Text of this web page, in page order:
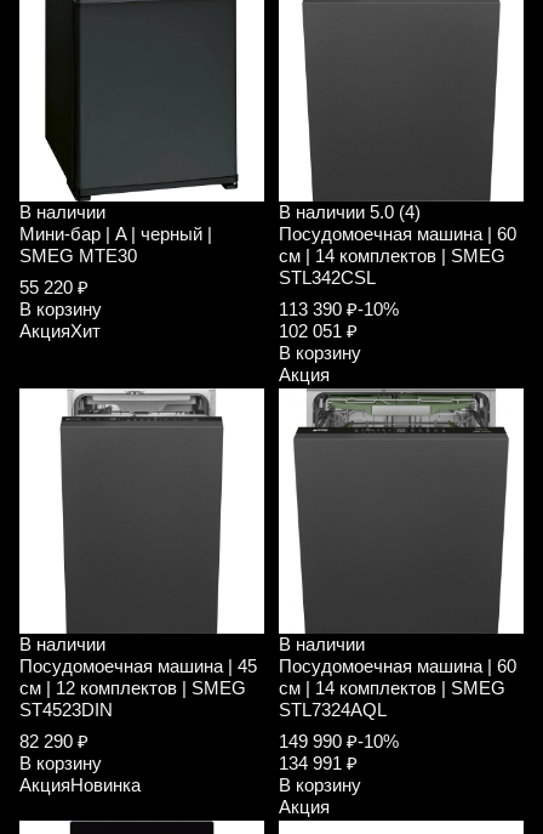
В наличии
Мини-бар | A | черный |
SMEG MTE30
55 220 ₽
В корзину
АкцияХит
В наличии 5.0 (4)
Посудомоечная машина | 60
см | 14 комплектов | SMEG
STL342CSL
113 390 ₽-10%
102 051 ₽
В корзину
Акция
В наличии
Посудомоечная машина | 45
см | 12 комплектов | SMEG
ST4523DIN
82 290 ₽
В корзину
АкцияНовинка
В наличии
Посудомоечная машина | 60
см | 14 комплектов | SMEG
STL7324AQL
149 990 ₽-10%
134 991 ₽
В корзину
Акция